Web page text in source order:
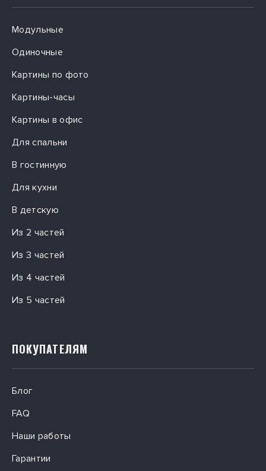
Модульные
Одиночные
Картины по фото
Картины-часы
Картины в офис
Для спальни
В гостинную
Для кухни
В детскую
Из 2 частей
Из 3 частей
Из 4 частей
Из 5 частей
ПОКУПАТЕЛЯМ
Блог
FAQ
Наши работы
Гарантии